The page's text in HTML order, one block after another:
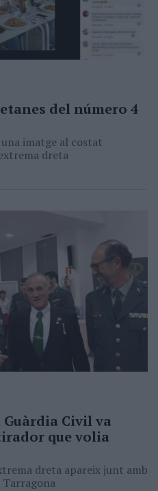
del número 4
imatge al costat
dreta
Civil va
que volia
dreta apareix junt amb
Tarragona